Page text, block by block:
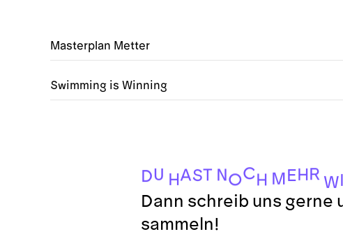
Masterplan Metter
Swimming is Winning
DU HAS T NOCH M EHR WI
Dann schreib uns gerne
sammeln!